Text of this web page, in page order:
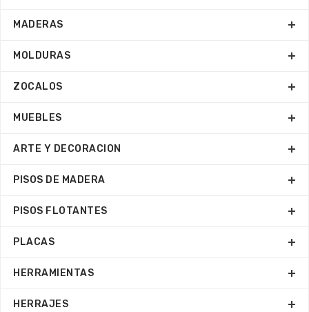
MADERAS
MOLDURAS
ZOCALOS
MUEBLES
ARTE Y DECORACION
PISOS DE MADERA
PISOS FLOTANTES
PLACAS
HERRAMIENTAS
HERRAJES